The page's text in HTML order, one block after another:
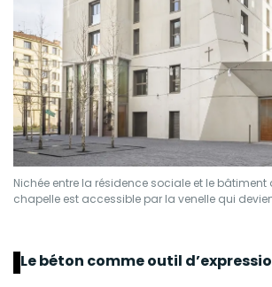
Nichée entre la résidence sociale et le bâtiment
chapelle est accessible par la venelle qui
Le béton comme outil